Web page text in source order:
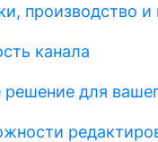
производство
канала
для